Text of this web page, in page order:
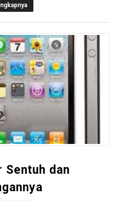
Sentuh dan